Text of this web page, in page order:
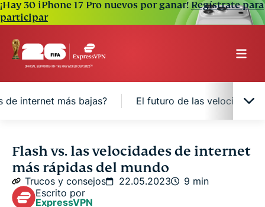
¡Hay 30 iPhone 17 Pro nuevos por ganar!Regístrate para
participar
de internet más bajas? El futuro de las velocidades
Las 10 regiones con las mayores velocidades de
internet
Las regiones más acaudaladas tienen las mayores
Flash vs. las velocidades de internet
más rápidas del mundo
Trucos y consejos 22.05.2023
9 min
Escrito por
ExpressVPN